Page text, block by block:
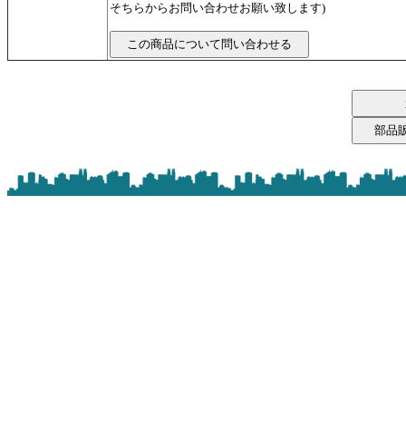
そちらからお問い合わせお願い致します)